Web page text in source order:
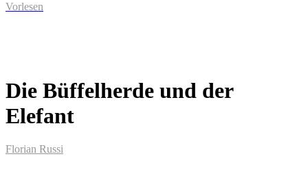
Vorlesen
Die Büffelherde und der
Elefant
Florian Russi